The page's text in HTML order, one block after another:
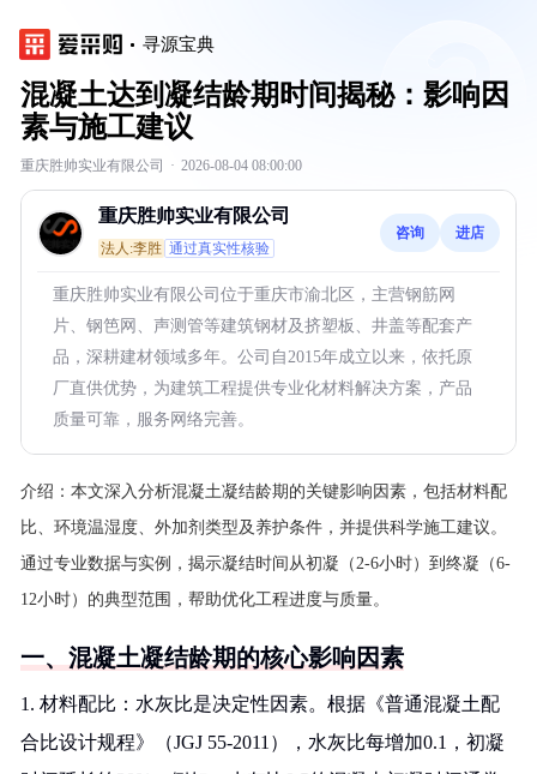
寻源宝典
混凝土达到凝结龄期时间揭秘：影响因
素与施工建议
重庆胜帅实业有限公司 · 2026-08-04 08:00:00
重庆胜帅实业有限公司
法人:李胜 通过真实性核验
咨询 进店
重庆胜帅实业有限公司位于重庆市渝北区，主营钢筋网
片、钢笆网、声测管等建筑钢材及挤塑板、井盖等配套产
品，深耕建材领域多年。公司自2015年成立以来，依托原
厂直供优势，为建筑工程提供专业化材料解决方案，产品
质量可靠，服务网络完善。
介绍： 本文深入分析混凝土凝结龄期的关键影响因素，包括材料配
比、环境温湿度、外加剂类型及养护条件，并提供科学施工建议。
通过专业数据与实例，揭示凝结时间从初凝（2-6小时）到终凝（6-
12小时）的典型范围，帮助优化工程进度与质量。
一、混凝土凝结龄期的核心影响因素
1. 材料配比：水灰比是决定性因素。根据《普通混凝土配
合比设计规程》（JGJ 55-2011），水灰比每增加0.1，初凝